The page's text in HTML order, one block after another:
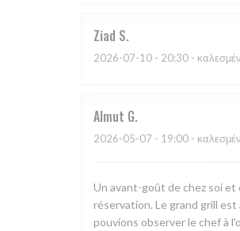
Ziad S
2026-07-10 - 20:30 -
Almut G
2026-05-07 - 19:00 -
Un avant-goût de chez soi et
réservation. Le grand grill
pouvions observer le chef à